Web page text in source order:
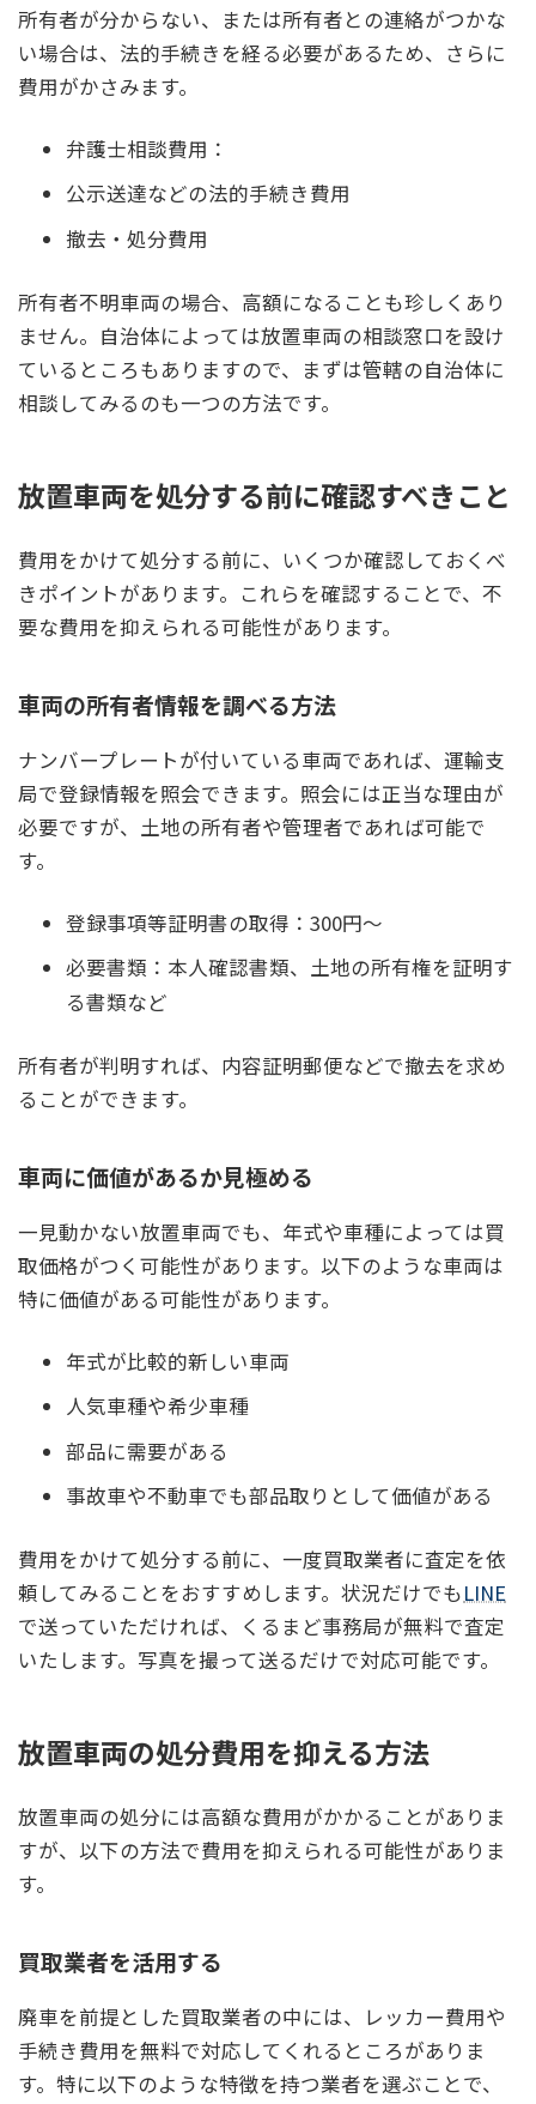
所有者が分からない、または所有者との連絡がつかな
い場合は、法的手続きを経る必要があるため、さらに
費用がかさみます。
弁護士相談費用：
公示送達などの法的手続き費用
撤去・処分費用
所有者不明車両の場合、高額になることも珍しくあり
ません。自治体によっては放置車両の相談窓口を設け
ているところもありますので、まずは管轄の自治体に
相談してみるのも一つの方法です。
放置車両を処分する前に確認すべきこと
費用をかけて処分する前に、いくつか確認しておくべ
きポイントがあります。これらを確認することで、不
要な費用を抑えられる可能性があります。
車両の所有者情報を調べる方法
ナンバープレートが付いている車両であれば、運輸支
局で登録情報を照会できます。照会には正当な理由が
必要ですが、土地の所有者や管理者であれば可能で
す。
登録事項等証明書の取得：300円〜
必要書類：本人確認書類、土地の所有権を証明す
る書類など
所有者が判明すれば、内容証明郵便などで撤去を求め
ることができます。
車両に価値があるか見極める
一見動かない放置車両でも、年式や車種によっては買
取価格がつく可能性があります。以下のような車両は
特に価値がある可能性があります。
年式が比較的新しい車両
人気車種や希少車種
部品に需要がある
事故車や不動車でも部品取りとして価値がある
費用をかけて処分する前に、一度買取業者に査定を依
頼してみることをおすすめします。状況だけでもLINE
で送っていただければ、くるまど事務局が無料で査定
いたします。写真を撮って送るだけで対応可能です。
放置車両の処分費用を抑える方法
放置車両の処分には高額な費用がかかることがありま
すが、以下の方法で費用を抑えられる可能性がありま
す。
買取業者を活用する
廃車を前提とした買取業者の中には、レッカー費用や
手続き費用を無料で対応してくれるところがありま
す。特に以下のような特徴を持つ業者を選ぶことで、